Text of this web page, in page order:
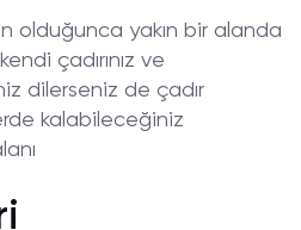
olduğunca yakın bir alanda
çadırınız ve
dilerseniz de çadır
kalabileceğiniz